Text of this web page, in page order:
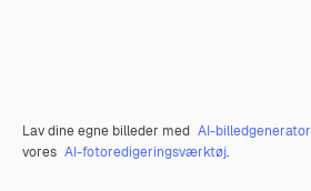
Lav dine egne billeder med AI-billedgenerator
vores AI-fotoredigeringsværktøj.